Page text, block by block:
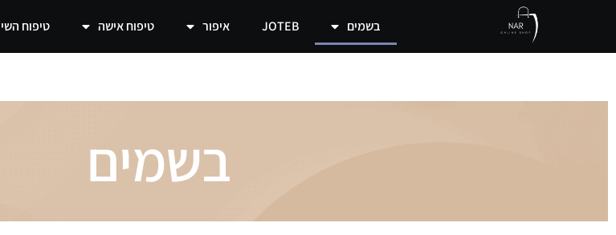
בשמים JOTEB איפור טיפוח אישה טיפוח
בשמים